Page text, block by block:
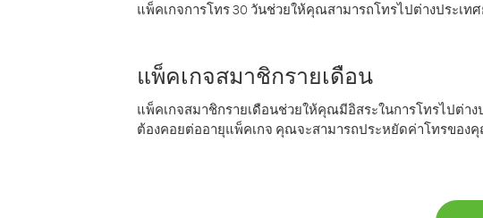
แพ็คเกจการโทร 30 วันช่วยให้คุณสามารถโทรไปต่างประเ
แพ็คเกจสมาชิกรายเดือน
แพ็คเกจสมาชิกรายเดือนช่วยให้คุณมีอิสระในการโทรไปต่า
ต้องคอยต่ออายุแพ็คเกจ คุณจะสามารถประหยัดค่าโทรของ